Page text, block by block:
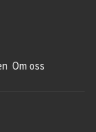
Om oss